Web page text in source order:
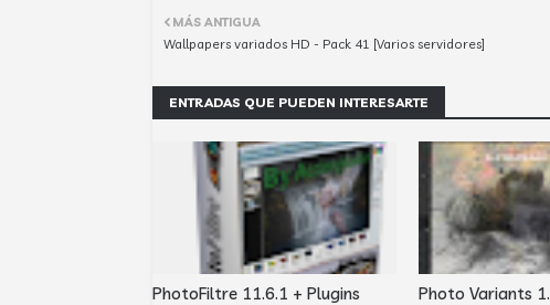
MÁS ANTIGUA
Wallpapers variados HD - Pack 41 [Varios servidores]
ENTRADAS QUE PUEDEN INTERESARTE
PhotoFiltre 11.6.1 + Plugins
Photo Variants